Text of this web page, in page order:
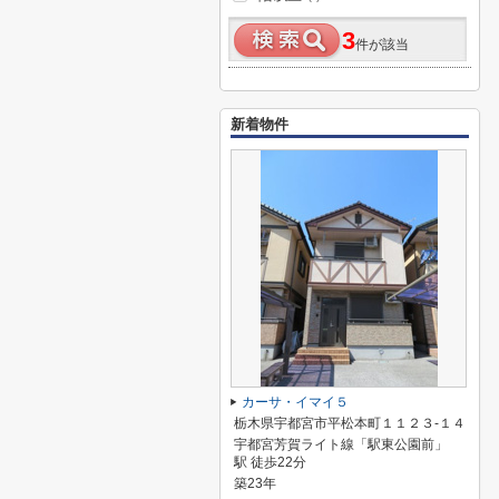
3件が該当
新着物件
カーサ・イマイ５
栃木県宇都宮市平松本町１１２３-１４
宇都宮芳賀ライト線「駅東公園前」
駅 徒歩22分
築23年